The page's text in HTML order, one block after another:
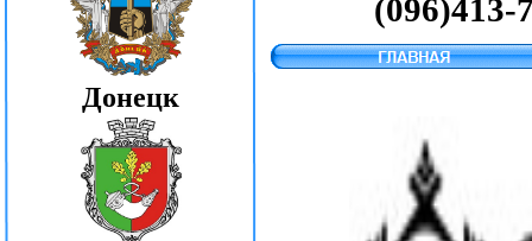
(096)413-
Донецк